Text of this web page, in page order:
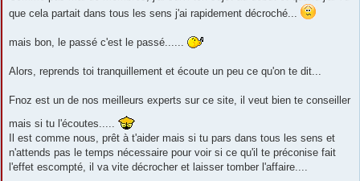
que cela partait dans tous les sens j'ai rapidement décroché...
mais bon, le passé c'est le passé......
Alors, reprends toi tranquillement et écoute un peu ce qu'on te dit...
Fnoz est un de nos meilleurs experts sur ce site, il veut bien te conseiller
mais si tu l'écoutes.....
Il est comme nous, prêt à t'aider mais si tu pars dans tous les sens et
n'attends pas le temps nécessaire pour voir si ce qu'il te préconise fait
l'effet escompté, il va vite décrocher et laisser tomber l'affaire....